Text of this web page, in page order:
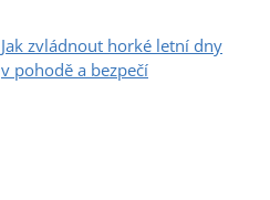
Jak zvládnout horké letní dny
v pohodě a bezpečí